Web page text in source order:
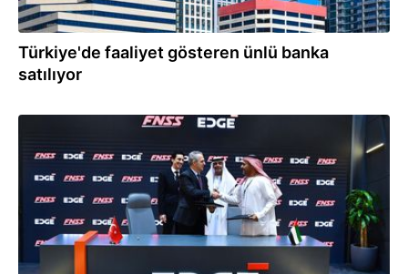
Türkiye'de faaliyet gösteren ünlü banka
satılıyor